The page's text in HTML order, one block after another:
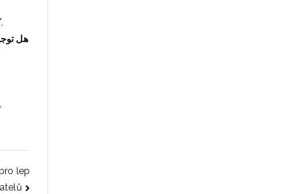
– أنشئ حسابًا، وتعرف على المنصة، وحدد استراتيجية التداول.
هل
– لا، وان اكس بت تركز فقط على العملات الرقمية.
lep